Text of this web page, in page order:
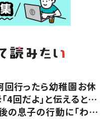
回行ったら幼稚園お休
「4回だよ」と伝えると…
の息子の行動に「わか